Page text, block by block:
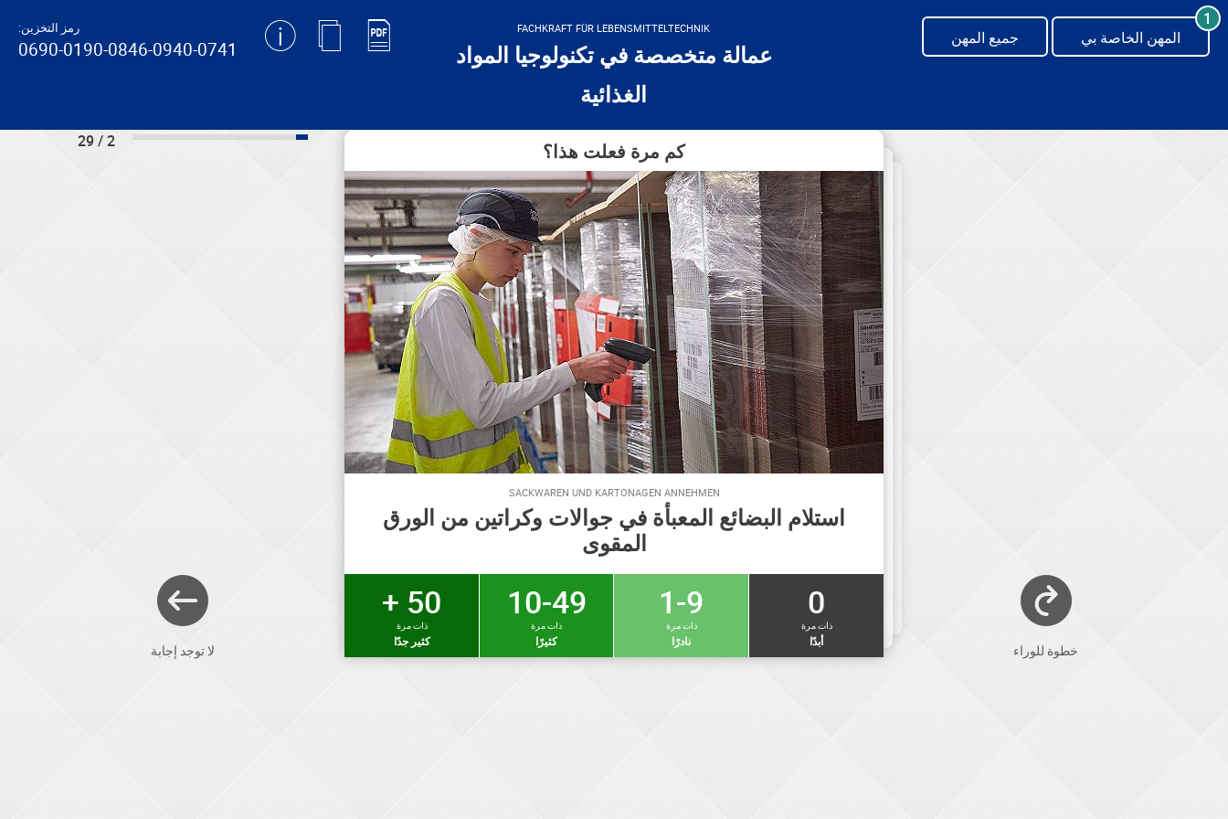
generating new hash
رمز التخزين:
0690-0190-0846-0940-0741
FACHKRAFT FÜR LEBENSMITTELTECHNIK
عمالة متخصصة في تكنولوجيا المواد
الغذائية
جميع المهن المهن الخاصة بي
1
خطوة للوراء
كم مرة فعلت هذا؟
SACKWAREN UND KARTONAGEN ANNEHMEN
استلام البضائع المعبأة في جوالات وكراتين من الورق
المقوى
0
ذات مرة
أبدًا
1-9
ذات مرة
نادرًا
10-49
ذات مرة
كثيرًا
50 +
ذات مرة
كثير جدًا
2 / 29
لا توجد إجابة